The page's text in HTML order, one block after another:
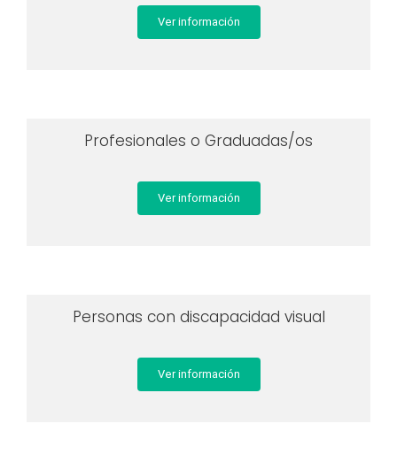
Ver información
Profesionales o Graduadas/os
Ver información
Personas con discapacidad visual
Ver información